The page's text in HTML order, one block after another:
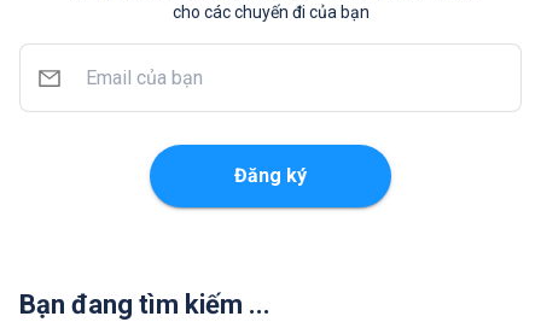
cho các chuyến đi của bạn
Đăng ký
Bạn đang tìm kiếm ...